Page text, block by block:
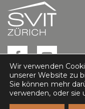
Impressum
Wir verwenden
unserer Website zu
Sie können mehr
verwenden, oder sie